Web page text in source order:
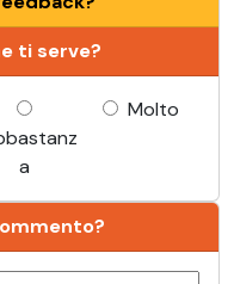
ti serve?
a
Molto